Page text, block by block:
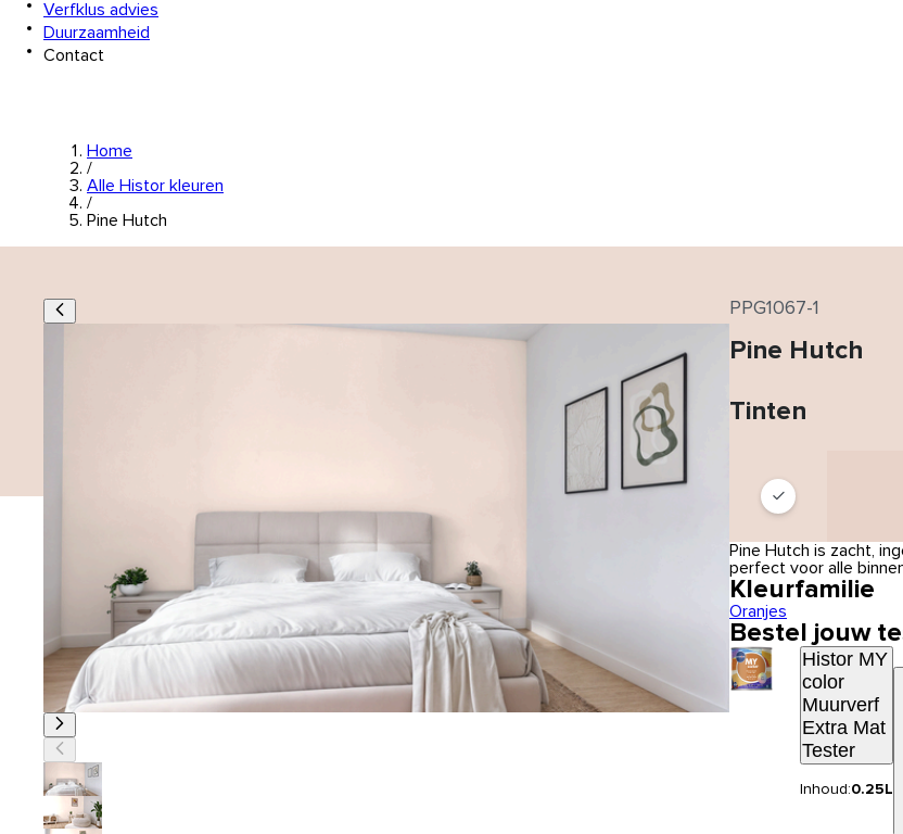
Verfklus advies
Duurzaamheid
Contact
Home
/
Alle Histor kleuren
/
Pine Hutch
PPG1067-1
Pine Hutch
Tinten
Pine Hutch is zacht,
perfect voor alle
Kleurfamilie
Oranjes
Bestel jouw
Histor MY
color
Muurverf
Extra Mat
Tester
Inhoud:0.25L